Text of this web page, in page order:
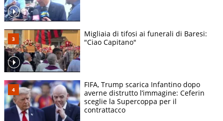
Migliaia di tifosi ai funerali di Baresi:
"Ciao Capitano"
FIFA, Trump scarica Infantino dopo
averne distrutto l’immagine: Ceferin
sceglie la Supercoppa per il
contrattacco